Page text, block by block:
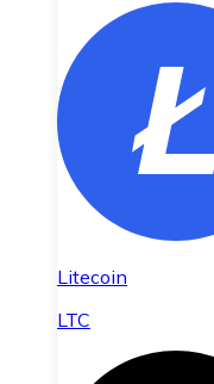
Litecoin
LTC